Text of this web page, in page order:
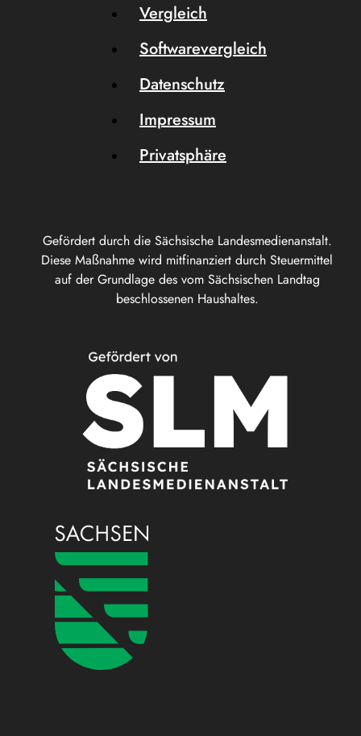
Gefördert durch die Sächsische Landesmedienanstalt.
Diese Maßnahme wird mitfinanziert durch Steuermittel
auf der Grundlage des vom Sächsischen Landtag
beschlossenen Haushaltes.
Vergleich
Softwarevergleich
Datenschutz
Impressum
Privatsphäre